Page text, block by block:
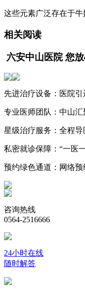
这些元素广泛存在于牛
相关阅读
六安中山医院 您
先进治疗设备： 医院
专业医师团队： 中山汇
星级治疗服务： 全程导
私密就诊保障： “一医
预约绿色通道： 网络
咨询热线
0564-2516666
24小时在线
随时解答